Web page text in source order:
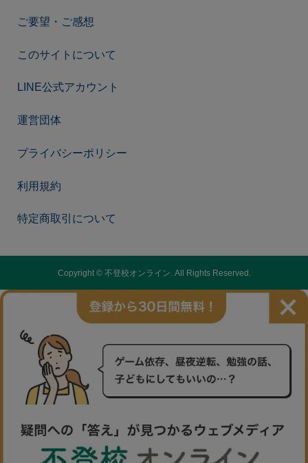
ご要望・ご感想
このサイトについて
LINE公式アカウント
運営団体
プライバシーポリシー
利用規約
特定商取引について
Copyright ©不登校オンライン. All Rights Reserved.